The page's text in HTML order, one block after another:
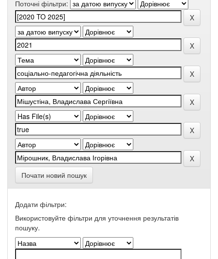
Поточні фільтри:
Почати новий пошук
Додати фільтри:
Використовуйте фільтри для уточнення результатів
пошуку.